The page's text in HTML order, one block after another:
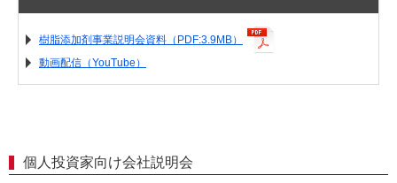
樹脂添加剤事業説明会資料（PDF:3.9MB）
動画配信（YouTube）
個人投資家向け会社説明会